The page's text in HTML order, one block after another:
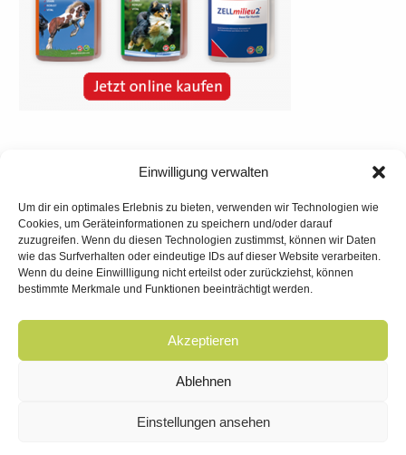
Einwilligung verwalten
Um dir ein optimales Erlebnis zu bieten, verwenden wir Technologien wie
Cookies, um Geräteinformationen zu speichern und/oder darauf
zuzugreifen. Wenn du diesen Technologien zustimmst, können wir Daten
wie das Surfverhalten oder eindeutige IDs auf dieser Website verarbeiten.
Wenn du deine Einwillligung nicht erteilst oder zurückziehst, können
bestimmte Merkmale und Funktionen beeinträchtigt werden.
Akzeptieren
Ablehnen
Einstellungen ansehen